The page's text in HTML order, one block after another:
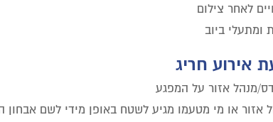
לאחר צילום
ומתעלי ביוב
אירוע חריג
מנהל אזור על המפגע
אזור או מי מטעמו מגיע לשטח באופן מידי לשם